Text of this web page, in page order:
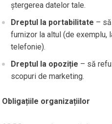
ștergerea datelor tale.
Dreptul la portabilitate –
furnizor la altul (de exemplu,
telefonie).
Dreptul la opoziție – să
scopuri de marketing.
Obligațiile organizațiilor